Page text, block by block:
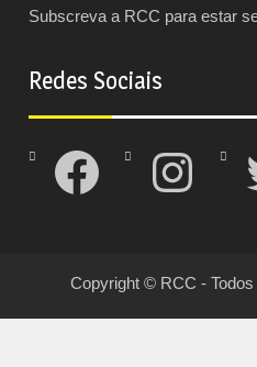
Subscreva a RCC para estar
Redes Sociais
Facebook Instagram
Copyright © RCC -